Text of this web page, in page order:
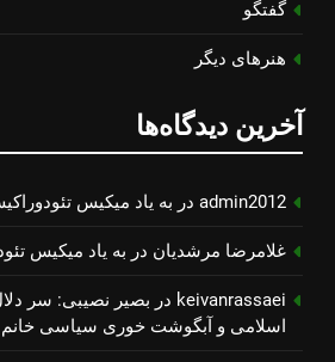
گفتگو
هنرهای دیگر
آخرین دیدگاه‌ها
admin2012 در به یاد میكیس
غلامرضا مرشدیان در به یاد میكیس
keivanrassaei در بصیر نصیبی: سر
اسلامی و آبگوشت خوری سیاسی